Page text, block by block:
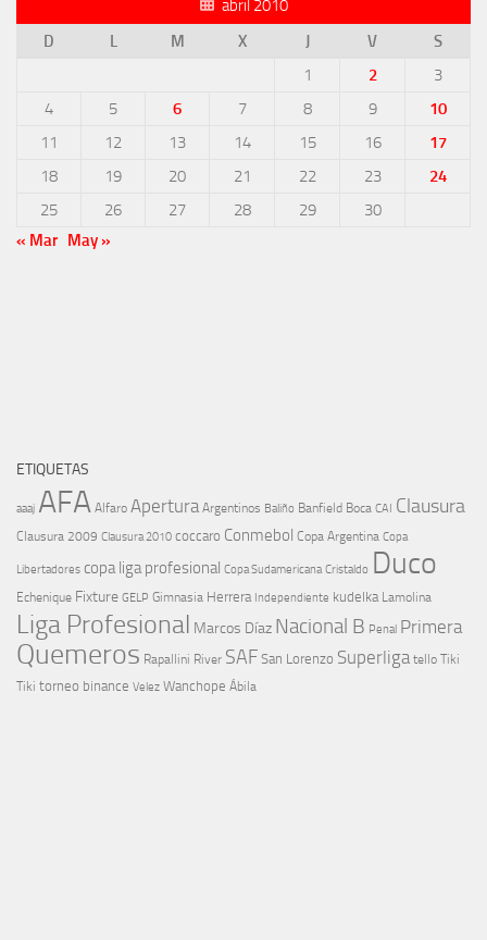
abril 2010
D
L M X J V
S
1
2
3
4
5 6 7 8 9
10
11
12 13 14 15 16
17
18
19 20 21 22 23
24
25
26 27 28 29
30
« Mar May »
ETIQUETAS
aaaj AFA Alfaro Apertura Argentinos Baliño Banfield Boca CAI Clausura
Clausura 2009 Clausura 2010 coccaro Conmebol Copa Argentina Copa
Libertadores copa liga profesional Copa Sudamericana Cristaldo Duco
Echenique Fixture GELP Gimnasia Herrera Independiente kudelka Lamolina
Liga Profesional Marcos Díaz Nacional B Penal Primera
Quemeros Rapallini River SAF San Lorenzo Superliga tello Tiki
Tiki torneo binance Velez Wanchope Ábila